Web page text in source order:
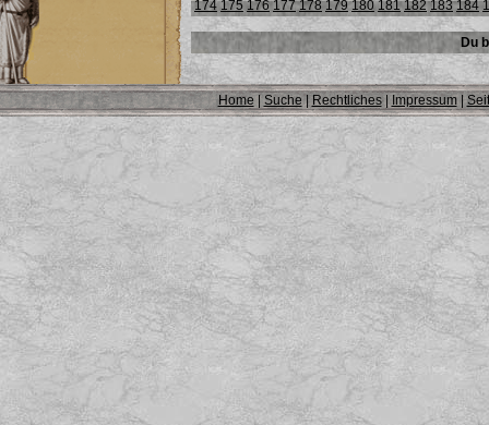
174 175 176 177 178 179 180 181 182 183 184
Du
Home| Suche | Rechtliches| Impressum|